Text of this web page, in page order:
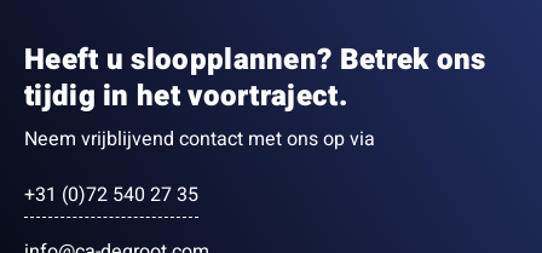
Heeft u sloopplannen? Betrek ons
tijdig in het voortraject.
Neem vrijblijvend contact met ons op via
+31 (0)72 540 27 35